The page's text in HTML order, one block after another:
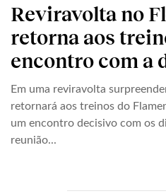
Reviravolta no
retorna aos
encontro com a
Em uma reviravolta
retornará aos treinos do
um encontro decisivo com os
reunião...